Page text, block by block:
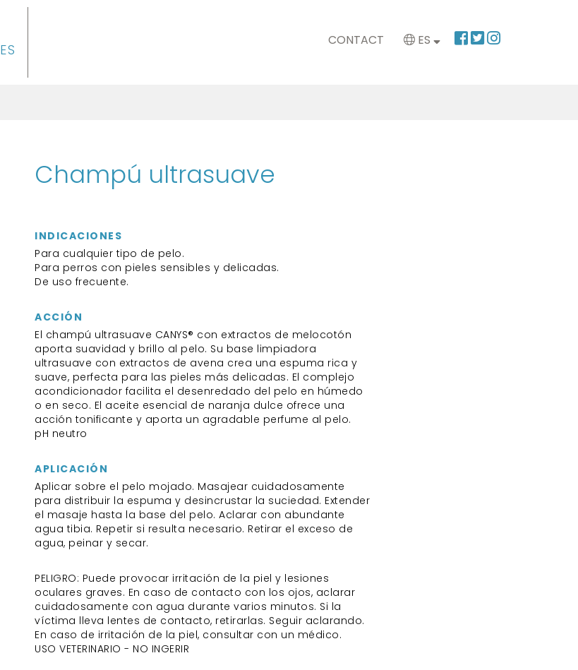
CONTACT ES
Champú ultrasuave
INDICACIONES
Para cualquier tipo de pelo.
Para perros con pieles sensibles y delicadas.
De uso frecuente.
ACCIÓN
El champú ultrasuave CANYS® con extractos de melocotón
aporta suavidad y brillo al pelo. Su base limpiadora
ultrasuave con extractos de avena crea una espuma rica y
suave, perfecta para las pieles más delicadas. El complejo
acondicionador facilita el desenredado del pelo en húmedo
o en seco. El aceite esencial de naranja dulce ofrece una
acción tonificante y aporta un agradable perfume al pelo.
pH neutro
APLICACIÓN
Aplicar sobre el pelo mojado. Masajear cuidadosamente
para distribuir la espuma y desincrustar la suciedad. Extender
el masaje hasta la base del pelo. Aclarar con abundante
agua tibia. Repetir si resulta necesario. Retirar el exceso de
agua, peinar y secar.
PELIGRO: Puede provocar irritación de la piel y lesiones
oculares graves. En caso de contacto con los ojos, aclarar
cuidadosamente con agua durante varios minutos. Si la
víctima lleva lentes de contacto, retirarlas. Seguir aclarando.
En caso de irritación de la piel, consultar con un médico.
USO VETERINARIO - NO INGERIR